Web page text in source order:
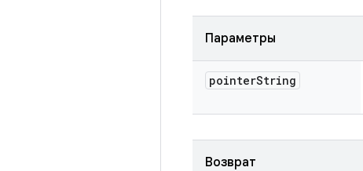
Параметры
pointerString
Возврат